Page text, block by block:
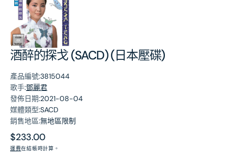
酒醉的探戈 (SACD) (日本壓碟)
產品編號:3815044
歌手:鄧麗君
發佈日期:2021-08-04
媒體類型:SACD
銷售地區:無地區限制
原
價
$233.00
運費在結帳時計算。